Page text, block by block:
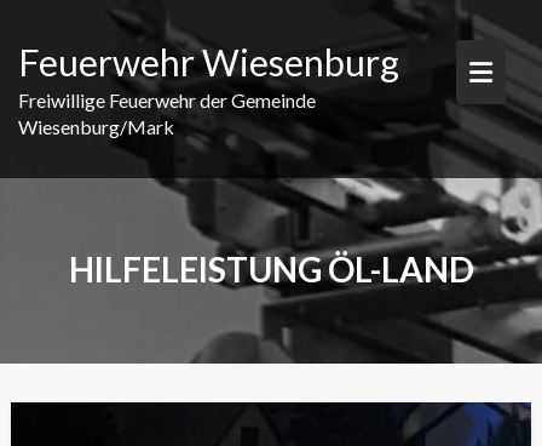
content
Feuerwehr Wiesenburg
Freiwillige Feuerwehr der Gemeinde
Wiesenburg/Mark
HILFELEISTUNG ÖL-LAND